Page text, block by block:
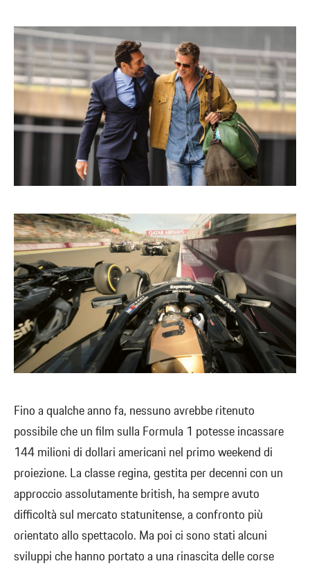
Fino a qualche anno fa, nessuno avrebbe ritenuto
possibile che un film sulla Formula 1 potesse incassare
144 milioni di dollari americani nel primo weekend di
proiezione. La classe regina, gestita per decenni con un
approccio assolutamente british, ha sempre avuto
difficoltà sul mercato statunitense, a confronto più
orientato allo spettacolo. Ma poi ci sono stati alcuni
sviluppi che hanno portato a una rinascita delle corse